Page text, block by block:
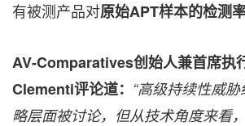
有被测产品对原始APT样本的检测
AV-Comparatives创始人兼首席执
Clementi评论道： “高级持续性威
略层面被讨论，但从技术角度来看